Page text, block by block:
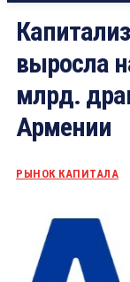
выросла
млрд.
Армении
РЫНОК КАПИТАЛА